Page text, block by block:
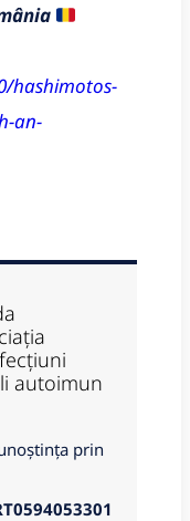
hashimotos-
an-
autoimun
prin